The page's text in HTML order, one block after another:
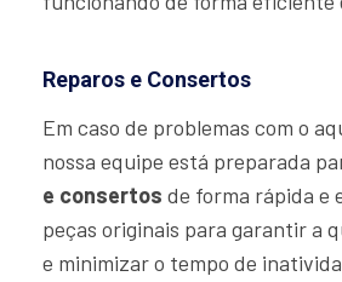
Reparos e Consertos
Em caso de problemas com o
nossa equipe está preparada
e consertos de forma rápida e
peças originais para garantir a
e minimizar o tempo de